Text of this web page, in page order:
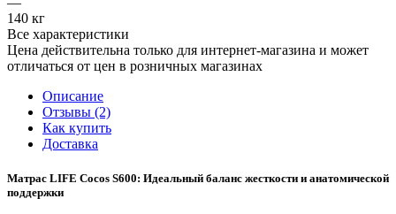
140 кг
Все характеристики
Цена действительна только для интернет-магазина и может
отличаться от цен в розничных магазинах
Описание
Отзывы (2)
Как купить
Доставка
Матрас LIFE Cocos S600: Идеальный баланс жесткости и анатомической
поддержки